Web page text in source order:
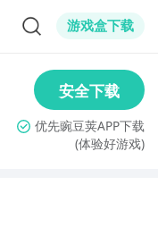
游戏盒下载
(体验好游戏)